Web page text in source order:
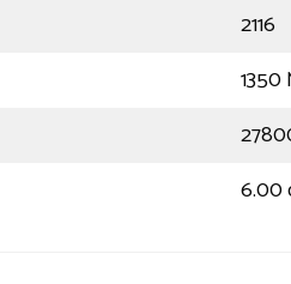
2116
1350
6.00